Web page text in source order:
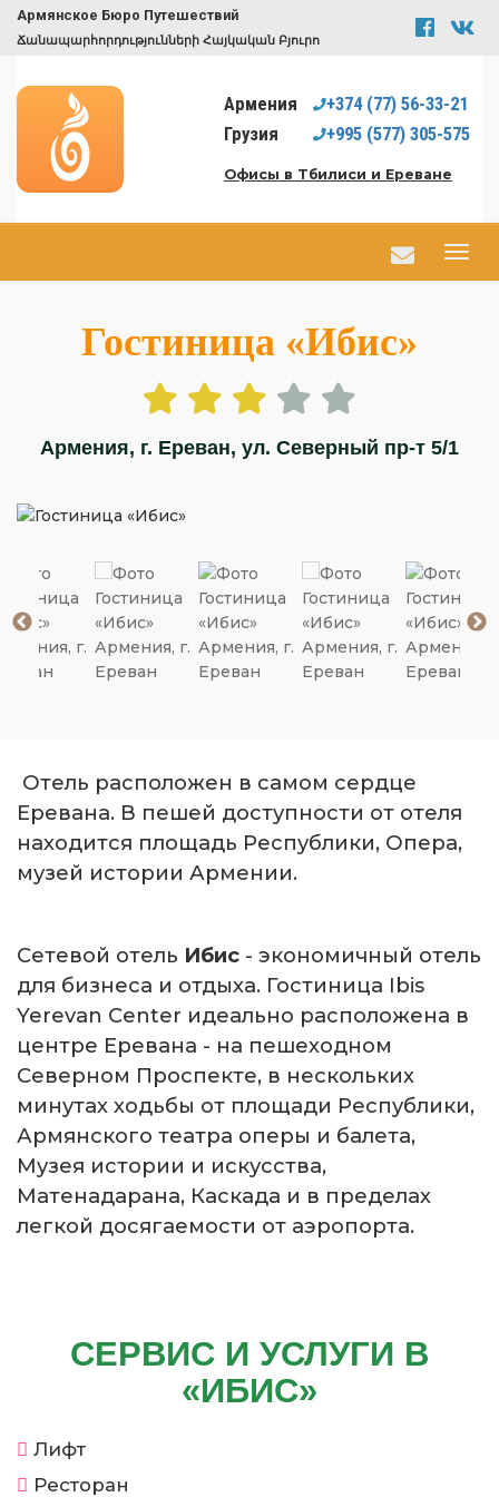
Армянское Бюро Путешествий
Ճանապարհորդությունների Հայկական Բյուրո
Армения +374 (77) 56-33-21
Грузия
+995 (577) 305-575
Офисы в Тбилиси и Ереване
Гостиница «Ибис»
Армения, г. Ереван, ул. Северный пр-т 5/1
Отель расположен в самом сердце
Еревана. В пешей доступности от отеля
находится площадь Республики, Опера,
музей истории Армении.
Сетевой отель Ибис - экономичный отель
для бизнеса и отдыха. Гостиница Ibis
Yerevan Center идеально расположена в
центре Еревана - на пешеходном
Северном Проспекте, в нескольких
минутах ходьбы от площади Республики,
Армянского театра оперы и балета,
Музея истории и искусства,
Матенадарана, Каскада и в пределах
легкой досягаемости от аэропорта.
СЕРВИС И УСЛУГИ В
«ИБИС»
Лифт
Ресторан